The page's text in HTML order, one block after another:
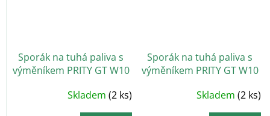
Sporák na tuhá paliva s
výměníkem PRITY GT W10
Skladem(2 ks)
Sporák na tuhá paliva s
výměníkem PRITY GT W10
Skladem (2 ks)